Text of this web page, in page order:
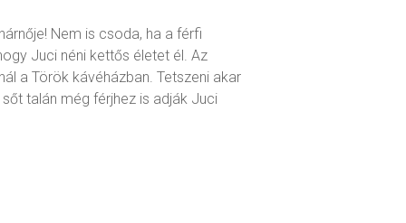
Nem is csoda, ha a férfi
Juci néni kettős életet él. Az
a Török kávéházban. Tetszeni akar
talán még férjhez is adják Juci